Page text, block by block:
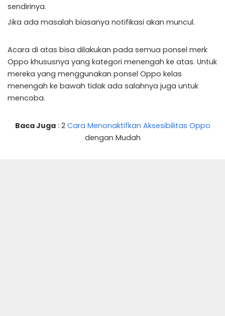
sendirinya.
Jika ada masalah biasanya notifikasi akan muncul.
Acara di atas bisa dilakukan pada semua ponsel merk
Oppo khususnya yang kategori menengah ke atas. Untuk
mereka yang menggunakan ponsel Oppo kelas
menengah ke bawah tidak ada salahnya juga untuk
mencoba.
Baca Juga: 2 Cara Menonaktifkan Aksesibilitas Oppo
dengan Mudah